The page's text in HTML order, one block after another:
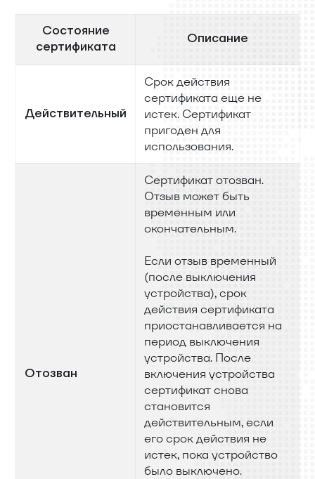
Состояние
сертификата
Описание
Действительный
Срок действия
сертификата еще не
истек. Сертификат
пригоден для
использования.
Отозван
Сертификат отозван.
Отзыв может быть
временным или
окончательным.
Если отзыв временный
(после выключения
устройства), срок
действия сертификата
приостанавливается на
период выключения
устройства. После
включения устройства
сертификат снова
становится
действительным, если
его срок действия не
истек, пока устройство
было выключено.